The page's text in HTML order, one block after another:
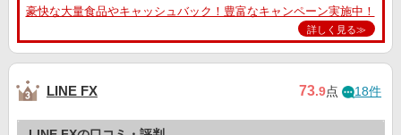
豪快な大量食品やキャッシュバック！豊富なキャンペーン実施中！
詳しく見る≫
LINE FX 73.9点 18件